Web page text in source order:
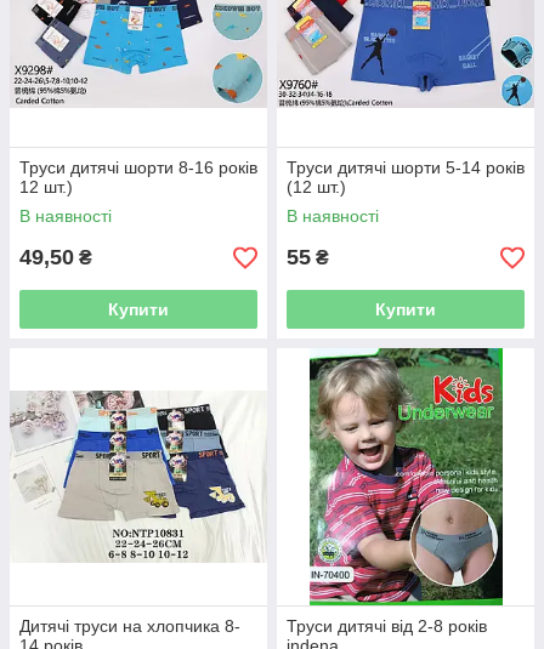
Труси дитячі шорти 8-16 років
12 шт.)
В наявності
49,50 ₴
Купити
Труси дитячі шорти 5-14 років
(12 шт.)
В наявності
55 ₴
Купити
Дитячі труси на хлопчика 8-
Труси дитячі від 2-8 років